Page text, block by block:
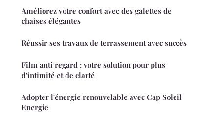
Améliorez votre confort avec des galettes de
chaises élégantes
Réussir ses travaux de terrassement avec succès
Film anti regard : votre solution pour plus
d'intimité et de clarté
Adopter l'énergie renouvelable avec Cap Soleil
Energie